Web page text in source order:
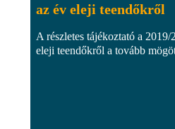
az év eleji teendőkről
A részletes tájékoztató a
eleji teendőkről a tovább